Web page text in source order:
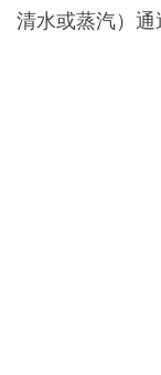
清水或蒸汽）通